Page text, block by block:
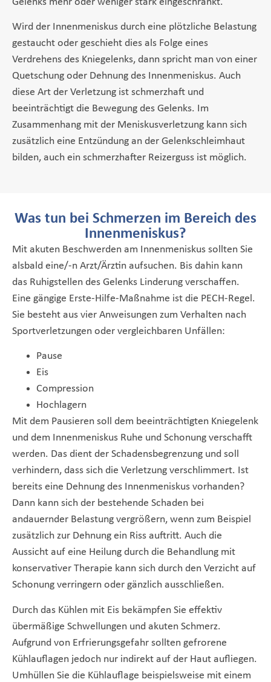
Wird der Innenmeniskus durch eine plötzliche Belastung
gestaucht oder geschieht dies als Folge eines
Verdrehens des Kniegelenks, dann spricht man von einer
Quetschung oder Dehnung des Innenmeniskus. Auch
diese Art der Verletzung ist schmerzhaft und
beeinträchtigt die Bewegung des Gelenks. Im
Zusammenhang mit der Meniskusverletzung kann sich
zusätzlich eine Entzündung an der Gelenkschleimhaut
bilden, auch ein schmerzhafter Reizerguss ist möglich.
Was tun bei Schmerzen im Bereich des
Innenmeniskus?
Mit akuten Beschwerden am Innenmeniskus sollten Sie
alsbald eine/-n Arzt/Ärztin aufsuchen. Bis dahin kann
das Ruhigstellen des Gelenks Linderung verschaffen.
Eine gängige Erste-Hilfe-Maßnahme ist die PECH-Regel.
Sie besteht aus vier Anweisungen zum Verhalten nach
Sportverletzungen oder vergleichbaren Unfällen:
Pause
Eis
Compression
Hochlagern
Mit dem Pausieren soll dem beeinträchtigten Kniegelenk
und dem Innenmeniskus Ruhe und Schonung verschafft
werden. Das dient der Schadensbegrenzung und soll
verhindern, dass sich die Verletzung verschlimmert. Ist
bereits eine Dehnung des Innenmeniskus vorhanden?
Dann kann sich der bestehende Schaden bei
andauernder Belastung vergrößern, wenn zum Beispiel
zusätzlich zur Dehnung ein Riss auftritt. Auch die
Aussicht auf eine Heilung durch die Behandlung mit
konservativer Therapie kann sich durch den Verzicht auf
Schonung verringern oder gänzlich ausschließen.
Durch das Kühlen mit Eis bekämpfen Sie effektiv
übermäßige Schwellungen und akuten Schmerz.
Aufgrund von Erfrierungsgefahr sollten gefrorene
Kühlauflagen jedoch nur indirekt auf der Haut aufliegen.
Umhüllen Sie die Kühlauflage beispielsweise mit einem